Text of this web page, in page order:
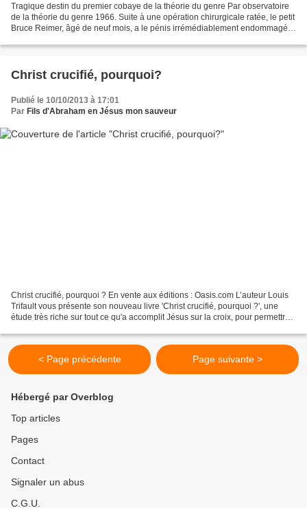
Tragique destin du premier cobaye de la théorie du genre Par observatoire
de la théorie du genre 1966. Suite à une opération chirurgicale ratée, le petit
Bruce Reimer, âgé de neuf mois, a le pénis irrémédiablement endommagé.
Christ crucifié, pourquoi?
Publié le 10/10/2013 à 17:01
Par Fils d'Abraham en Jésus mon sauveur
Christ crucifié, pourquoi ? En vente aux éditions : Oasis.com L’auteur Louis
Trifault vous présente son nouveau livre 'Christ crucifié, pourquoi ?', une
étude très riche sur tout ce qu'a accomplit Jésus sur la croix, pour permettre
< Page précédente Page suivante >
Hébergé par Overblog
Top articles
Pages
Contact
Signaler un abus
C.G.U.